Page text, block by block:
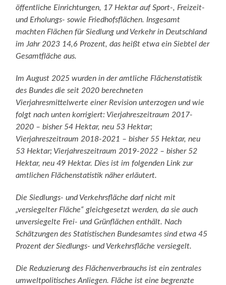
öffentliche Einrichtungen, 17 Hektar auf Sport-, Freizeit-
und Erholungs- sowie Friedhofsflächen. Insgesamt
machten Flächen für Siedlung und Verkehr in Deutschland
im Jahr 2023 14,6 Prozent, das heißt etwa ein Siebtel der
Gesamtfläche aus.
Im August 2025 wurden in der amtliche Flächenstatistik
des Bundes die seit 2020 berechneten
Vierjahresmittelwerte einer Revision unterzogen und wie
folgt nach unten korrigiert: Vierjahreszeitraum 2017-
2020 – bisher 54 Hektar, neu 53 Hektar;
Vierjahreszeitraum 2018-2021 – bisher 55 Hektar, neu
53 Hektar; Vierjahreszeitraum 2019-2022 – bisher 52
Hektar, neu 49 Hektar. Dies ist im folgenden Link zur
amtlichen Flächenstatistik näher erläutert.
Die Siedlungs- und Verkehrsfläche darf nicht mit
„versiegelter Fläche“ gleichgesetzt werden, da sie auch
unversiegelte Frei- und Grünflächen enthält. Nach
Schätzungen des Statistischen Bundesamtes sind etwa 45
Prozent der Siedlungs- und Verkehrsfläche versiegelt.
Die Reduzierung des Flächenverbrauchs ist ein zentrales
umweltpolitisches Anliegen. Fläche ist eine begrenzte